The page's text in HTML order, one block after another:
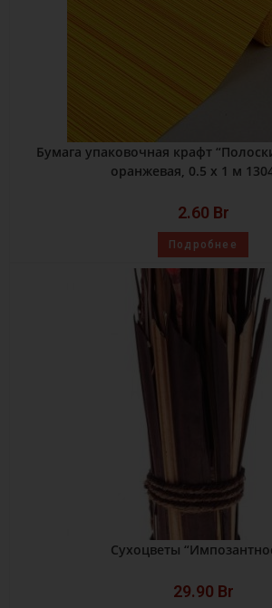
Бумага упаковочная крафт
оранжевая, 0.5 х 1 м
2.60 Br
Подробнее
Сухоцветы
29.90 Br